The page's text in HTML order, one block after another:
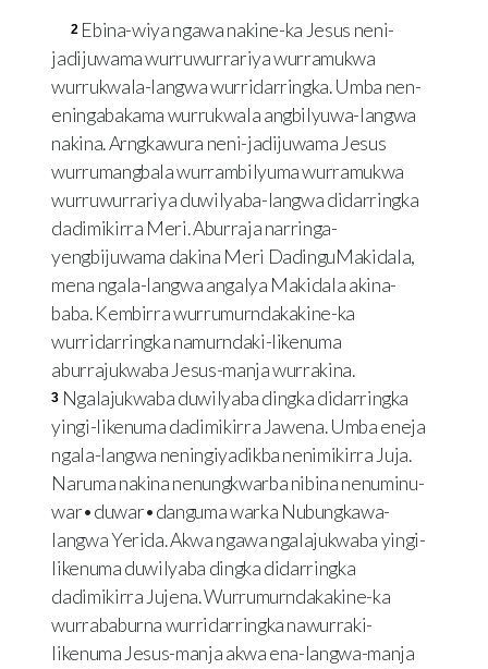
2 Ebina-wiya ngawa nakine-ka Jesus neni-
jadijuwama wurruwurrariya wurramukwa
wurrukwala-langwa wurridarringka. Umba nen-
eningabakama wurrukwala angbilyuwa-langwa
nakina. Arngkawura neni-jadijuwama Jesus
wurrumangbala wurrambilyuma wurramukwa
wurruwurrariya duwilyaba-langwa didarringka
dadimikirra Meri. Aburraja narringa-
yengbijuwama dakina Meri DadinguMakidala,
mena ngala-langwa angalya Makidala akina-
baba. Kembirra wurrumurndakakine-ka
wurridarringka namurndaki-likenuma
aburrajukwaba Jesus-manja wurrakina.
3 Ngalajukwaba duwilyaba dingka didarringka
yingi-likenuma dadimikirra Jawena. Umba eneja
ngala-langwa neningiyadikba nenimikirra Juja.
Naruma nakina nenungkwarba nibina nenuminu-
war•duwar•danguma warka Nubungkawa-
langwa Yerida. Akwa ngawa ngalajukwaba yingi-
likenuma duwilyaba dingka didarringka
dadimikirra Jujena. Wurrumurndakakine-ka
wurrababurna wurridarringka nawurraki-
likenuma Jesus-manja akwa ena-langwa-manja